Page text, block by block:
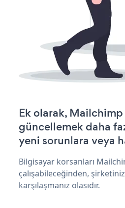
Ek olarak,
güncellemek daha
yeni sorunlara veya
Bilgisayar korsanları
çalışabileceğinden,
karşılaşmanız olasıdır.